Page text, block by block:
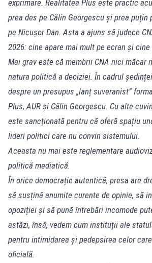
exprimare. Realitatea Plus este practic
prea des pe Călin Georgescu și prea puțin
pe Nicușor Dan. Asta a ajuns să judece
2026: cine apare mai mult pe ecran și
Mai grav este că membrii CNA nici măcar
natura politică a deciziei. În cadrul
despre un presupus „lanț suveranist”
Plus, AUR și Călin Georgescu. Cu alte
este sancționată pentru că oferă spațiu
lideri politici care nu convin sistemului.
Aceasta nu mai este reglementare
politică mediatică.
În orice democrație autentică, presa are
să susțină anumite curente de opinie, să
opoziției și să pună întrebări incomode
astăzi, însă, vedem cum instituții ale
pentru intimidarea și pedepsirea celor
oficială.